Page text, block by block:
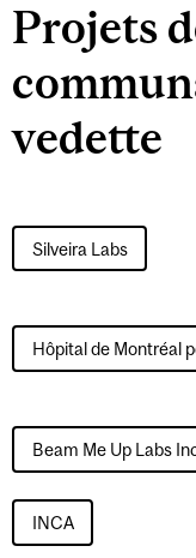
Projets
vedette
Silveira Labs
Hôpital de Montréal
Beam Me Up Labs
INCA